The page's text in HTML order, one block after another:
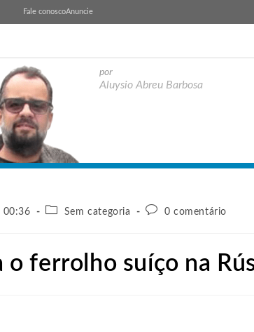
Fale conoscoAnuncie
por
Aluysio Abreu Barbosa
00:36 Sem categoria 0 comentário
ferrolho suíço na